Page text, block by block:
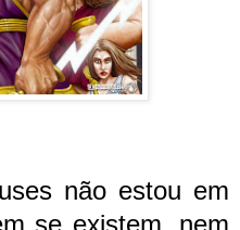
não estou em
se existem, nem